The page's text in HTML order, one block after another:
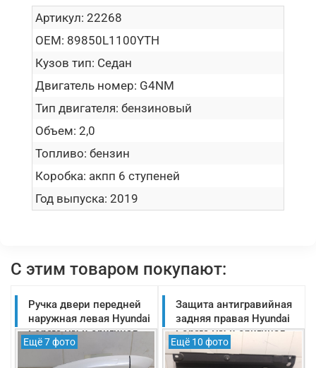
Артикул: 22268
OEM: 89850L1100YTH
Кузов тип: Седан
Двигатель номер: G4NM
Тип двигателя: бензиновый
Объем: 2,0
Топливо: бензин
Коробка: акпп 6 ступеней
Год выпуска: 2019
С этим товаром покупают:
Ручка двери передней
наружная левая Hyundai
Sonata DN 8 оригинал
2019-2025
(82651L1220)
Ещё 7 фото
Защита антигравийная
задняя правая Hyundai
Sonata DN 8 оригинал
2019-2025
(84247L1000)
Ещё 10 фото